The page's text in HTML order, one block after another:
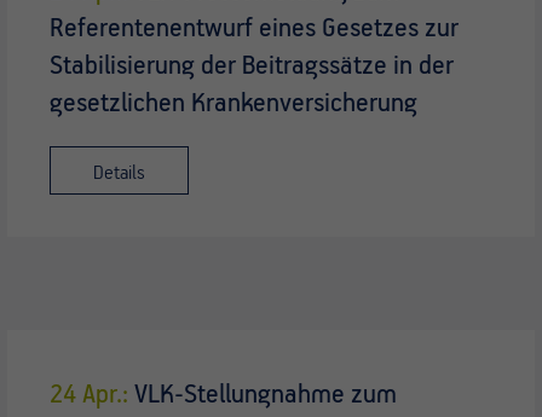
Referentenentwurf eines Gesetzes zur
Stabilisierung der Beitragssätze in der
gesetzlichen Krankenversicherung
Details
24 Apr.: VLK-Stellungnahme zum